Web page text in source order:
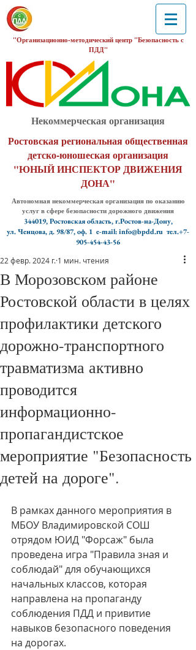
"Организационно-методический центр "Безопасность с
ПДД"
Некоммерческая организация
Ростовская региональная общественная
детско-юношеская организация
"ЮНЫЙ ИНСПЕКТОР ДВИЖЕНИЯ
ДОНА"
Автономная некоммерческая организация по оказанию
услуг в сфере безопасности дорожного движения
344019, Ростовская область, г.Ростов-на-Дону,
ул. Ченцова, д. 98/87, оф. 1 e-mail: info@bpdd.ru тел.+7-
905-454-43-56
В Морозовском районе
Ростовской области в целях
профилактики детского
дорожно-транспортного
травматизма активно
проводится
информационно-
пропагандистское
мероприятие "Безопасность
детей на дороге".
22 февр. 2024 г. 1 мин. чтения
В рамках данного мероприятия в
МБОУ Владимировской СОШ
отрядом ЮИД "Форсаж" была
проведена игра "Правила зная и
соблюдай" для обучающихся
начальных классов, которая
направлена на пропаганду
соблюдения ПДД и привитие
навыков безопасного поведения
на дорогах.